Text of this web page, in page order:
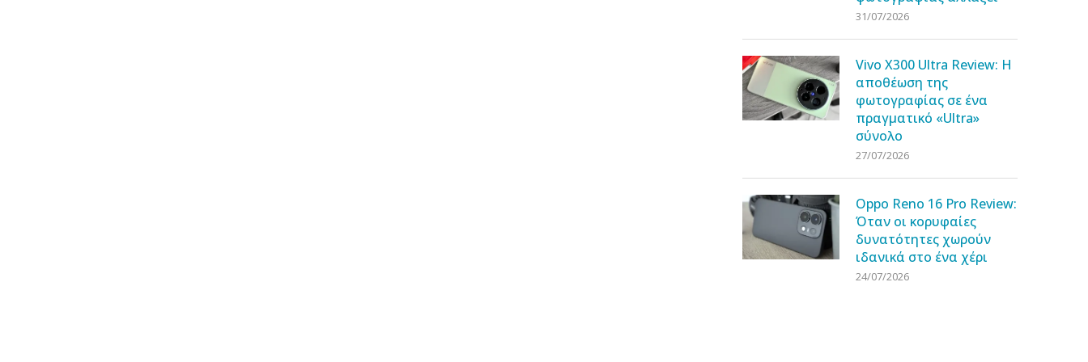
31/07/2026
Vivo X300 Ultra Review: Η
αποθέωση της
φωτογραφίας σε ένα
πραγματικό «Ultra»
σύνολο
27/07/2026
Oppo Reno 16 Pro Review:
Όταν οι κορυφαίες
δυνατότητες χωρούν
ιδανικά στο ένα χέρι
24/07/2026